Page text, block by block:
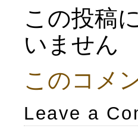
この投稿
いません
このコメ
Leave a